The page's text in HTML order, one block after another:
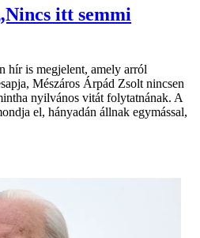
itt semmi
hír is megjelent, amely arról
Mészáros Árpád Zsolt nincsen
­nyilvános vitát folytatnának. A
el, ­hányadán állnak egymással,